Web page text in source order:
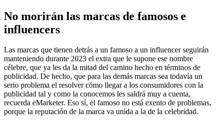
No morirán las marcas de famosos e
influencers
Las marcas que tienen detrás a un famoso a un influencer seguirán
manteniendo durante 2023 el extra que le supone ese nombre
célebre, que ya les da la mitad del camino hecho en términos de
publicidad. De hecho, que para las demás marcas sea todavía un
serio problema el resolver cómo llegar a los consumidores con la
publicidad tal y como la conocemos les saldrá muy a cuenta,
recuerda eMarketer. Eso sí, el famoso no está exento de problemas,
porque la reputación de la marca va unida a la de la celebridad.